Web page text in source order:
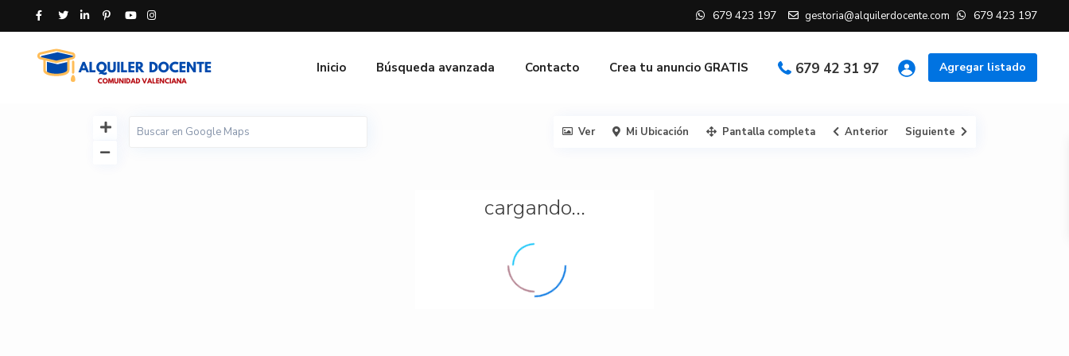
679 423 197 gestoria@alquilerdocente.com 679 423 197
Agregar listado
679 42 31 97
Inicio Búsqueda avanzada Contacto Crea tu anuncio GRATIS
cargando...
Ver Mi Ubicación Pantalla completa Anterior Siguiente